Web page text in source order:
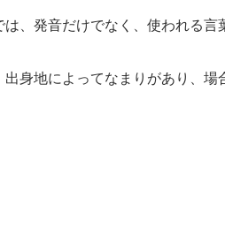
、発音だけでなく、使われる言
身地によってなまりがあり、場